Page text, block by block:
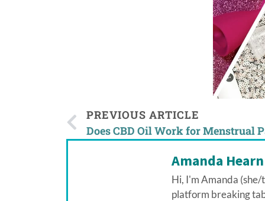
PREVIOUS ARTICLE
Amanda Hearn
Hi, I'm Amanda
platform breaking